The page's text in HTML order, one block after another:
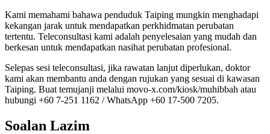
Kami memahami bahawa penduduk Taiping mungkin menghadapi
kekangan jarak untuk mendapatkan perkhidmatan perubatan
tertentu. Teleconsultasi kami adalah penyelesaian yang mudah dan
berkesan untuk mendapatkan nasihat perubatan profesional.
Selepas sesi teleconsultasi, jika rawatan lanjut diperlukan, doktor
kami akan membantu anda dengan rujukan yang sesuai di kawasan
Taiping. Buat temujanji melalui movo-x.com/kiosk/muhibbah atau
hubungi +60 7-251 1162 / WhatsApp +60 17-500 7205.
Soalan Lazim